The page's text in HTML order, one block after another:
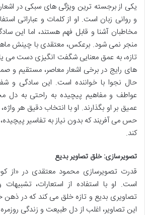
یکی از برجسته ترین ویژگی های سبکی در
و روانی زبان است. او از کلمات و عباراتی
مخاطبان آشنا و قابل فهم هستند، اما این
منجر نمی شود. برعکس، معتقدی با چینش
تازه، به عمق معنایی شگفت انگیزی دست می
های رایج در برخی اشعار معاصر، مستقیم و
حال نجوا با خواننده است. این سادگی و
عواطف و مفاهیم پیچیده به راحتی به دل
عمیق بر او بگذارند. او با انتخاب دقیق هر
حس می آفریند که بدون نیاز به تفاسیر
کند.
تصویرسازی: خلق تصاویر بدیع
قدرت تصویرسازی محمود معتقدی در «از
است. او با استفاده از استعارات،
تصاویری بدیع و تازه خلق می کند که در ذهن
این تصاویر، اغلب از دل طبیعت و زندگی روزمره